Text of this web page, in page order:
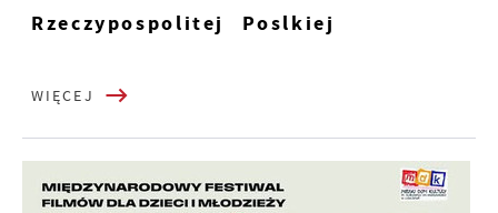
Rzeczypospolitej Poslkiej
WIĘCEJ